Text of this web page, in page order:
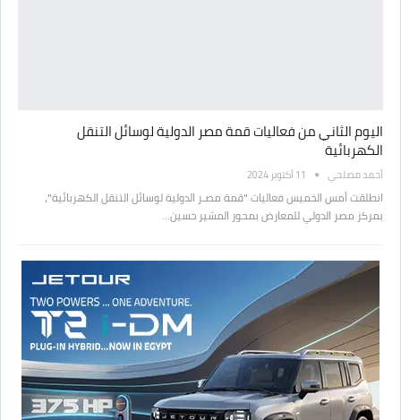
اليوم الثاني من فعاليات قمة مصر الدولية لوسائل التنقل
الكهربائية
أحمد مصلحي 11 أكتوبر 2024
انطلقت أمس الخميس فعاليات "قمة مصـر الدولية لوسائل التنقل الكهربائية"،
بمركز مصر الدولي للمعارض بمحور المشير حسين…